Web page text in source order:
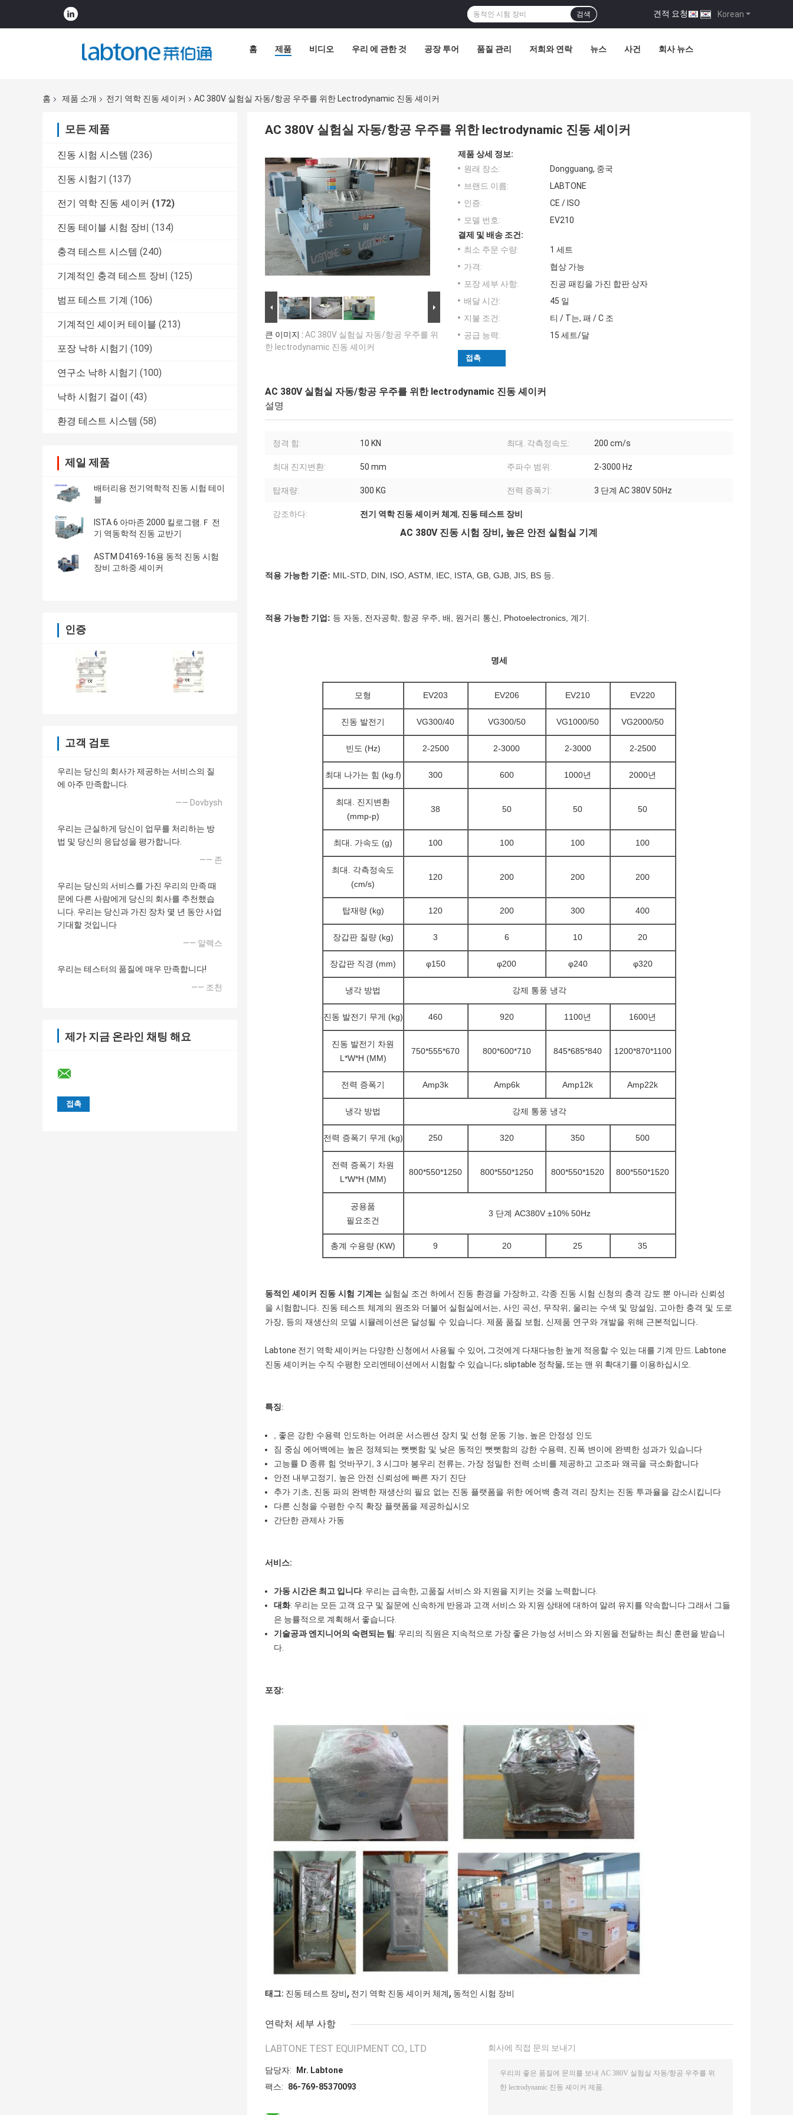
Korean
견적 요청 |
검색
홈 제품 비디오 우리 에 관한 것 공장 투어 품질 관리 저희와 연락 뉴스 사건 회사 뉴스
홈 제품 소개 전기 역학 진동 셰이커 AC 380V 실험실 자동/항공 우주를 위한 Lectrodynamic 진동 셰이커
모든 제품
진동 시험 시스템 (236)
진동 시험기 (137)
전기 역학 진동 셰이커 (172)
진동 테이블 시험 장비 (134)
충격 테스트 시스템 (240)
기계적인 충격 테스트 장비 (125)
범프 테스트 기계 (106)
기계적인 셰이커 테이블 (213)
포장 낙하 시험기 (109)
연구소 낙하 시험기 (100)
낙하 시험기 걸이 (43)
환경 테스트 시스템 (58)
제일 제품
배터리용 전기역학적 진동 시험 테이
블
ISTA 6 아마존 2000 킬로그램.Ｆ 전
기 역동학적 진동 교반기
ASTM D4169-16용 동적 진동 시험
장비 고하중 셰이커
인증
고객 검토
우리는 당신의 회사가 제공하는 서비스의 질
에 아주 만족합니다.
—— Dovbysh
우리는 근실하게 당신이 업무를 처리하는 방
법 및 당신의 응답성을 평가합니다.
—— 존
우리는 당신의 서비스를 가진 우리의 만족 때
문에 다른 사람에게 당신의 회사를 추천했습
니다. 우리는 당신과 가진 장차 몇 년 동안 사업
기대할 것입니다
—— 알렉스
우리는 테스터의 품질에 매우 만족합니다!
—— 조천
제가 지금 온라인 채팅 해요
AC 380V 실험실 자동/항공 우주를 위한 lectrodynamic 진동 셰이커
큰 이미지 : AC 380V 실험실 자동/항공 우주를 위
한 lectrodynamic 진동 셰이커
제품 상세 정보:
원래 장소:
Dongguang, 중국
브랜드 이름:
LABTONE
인증:
CE / ISO
모델 번호:
EV210
결제 및 배송 조건:
최소 주문 수량:
1 세트
가격:
협상 가능
포장 세부 사항:
진공 패킹을 가진 합판 상자
배달 시간:
45 일
지불 조건:
티 / T는, 패 / C 조
공급 능력:
15 세트/달
접촉
AC 380V 실험실 자동/항공 우주를 위한 lectrodynamic 진동 셰이커
설명
정격 힘: 10 KN 최대. 각측정속도: 200 cm/s
최대 진지변환: 50 mm 주파수 범위: 2-3000 Hz
탑재량: 300 KG 전력 증폭기: 3 단계 AC 380V 50Hz
강조하다: 전기 역학 진동 셰이커 체계 , 진동 테스트 장비
AC 380V 진동 시험 장비, 높은 안전 실험실 기계
적용 가능한 기준: MIL-STD, DIN, ISO, ASTM, IEC, ISTA, GB, GJB, JIS, BS 등.
적용 가능한 기업: 등 자동, 전자공학, 항공 우주, 배, 원거리 통신, Photoelectronics, 계기.
명세
모형 EV203 EV206 EV210 EV220
진동 발전기 VG300/40 VG300/50 VG1000/50 VG2000/50
빈도 (Hz) 2-2500 2-3000 2-3000 2-2500
최대 나가는 힘 (kg.f) 300 600 1000년 2000년
최대. 진지변환
(mmp-p)
38 50 50 50
최대. 가속도 (g) 100 100 100 100
최대. 각측정속도
(cm/s)
120 200 200 200
탑재량 (kg) 120 200 300 400
장갑판 질량 (kg) 3 6 10 20
장갑판 직경 (mm) φ150 φ200 φ240 φ320
냉각 방법 강제 통풍 냉각
진동 발전기 무게 (kg) 460 920 1100년 1600년
진동 발전기 차원
L*W*H (MM)
750*555*670 800*600*710 845*685*840 1200*870*1100
전력 증폭기 Amp3k Amp6k Amp12k Amp22k
냉각 방법 강제 통풍 냉각
전력 증폭기 무게 (kg) 250 320 350 500
전력 증폭기 차원
L*W*H (MM)
800*550*1250 800*550*1250 800*550*1520 800*550*1520
공용품
필요조건
3 단계 AC380V ±10% 50Hz
총계 수용량 (KW) 9 20 25 35
동적인 셰이커 진동 시험 기계는 실험실 조건 하에서 진동 환경을 가장하고, 각종 진동 시험 신청의 충격 강도 뿐 아니라 신뢰성
을 시험합니다. 진동 테스트 체계의 원조와 더불어 실험실에서는, 사인 곡선, 무작위, 울리는 수색 및 망설임, 고아한 충격 및 도로
가장, 등의 재생산의 모델 시뮬레이션은 달성될 수 있습니다. 제품 품질 보험, 신제품 연구와 개발을 위해 근본적입니다.
Labtone 전기 역학 셰이커는 다양한 신청에서 사용될 수 있어, 그것에게 다재다능한 높게 적응할 수 있는 대를 기계 만드. Labtone
진동 셰이커는 수직 수평한 오리엔테이션에서 시험할 수 있습니다; sliptable 정착물, 또는 맨 위 확대기를 이용하십시오.
특징:
, 좋은 강한 수용력 인도하는 어려운 서스펜션 장치 및 선형 운동 기능, 높은 안정성 인도
짐 중심 에어백에는 높은 정체되는 뻣뻣함 및 낮은 동적인 뻣뻣함의 강한 수용력, 진폭 변이에 완벽한 성과가 있습니다
고능률 D 종류 힘 엇바꾸기, 3 시그마 봉우리 전류는, 가장 정밀한 전력 소비를 제공하고 고조파 왜곡을 극소화합니다
안전 내부고정기, 높은 안전 신뢰성에 빠른 자기 진단
추가 기초, 진동 파의 완벽한 재생산의 필요 없는 진동 플랫폼을 위한 에어백 충격 격리 장치는 진동 투과율을 감소시킵니다
다른 신청을 수평한 수직 확장 플랫폼을 제공하십시오
간단한 관제사 가동
서비스:
가동 시간은 최고 입니다: 우리는 급속한, 고품질 서비스 와 지원을 지키는 것을 노력합니다.
대화: 우리는 모든 고객 요구 및 질문에 신속하게 반응과 고객 서비스 와 지원 상태에 대하여 알려 유지를 약속합니다 그래서 그들
은 능률적으로 계획해서 좋습니다.
기술공과 엔지니어의 숙련되는 팀: 우리의 직원은 지속적으로 가장 좋은 가능성 서비스 와 지원을 전달하는 최신 훈련을 받습니
다.
포장:
태그: 진동 테스트 장비, 전기 역학 진동 셰이커 체계, 동적인 시험 장비
연락처 세부 사항
LABTONE TEST EQUIPMENT CO., LTD
담당자:
Mr. Labtone
팩스:
86-769-85370093
회사에 직접 문의 보내기